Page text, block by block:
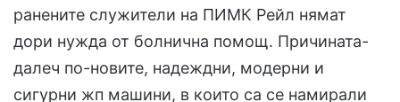
ранените служители на ПИМК Рейл нямат
дори нужда от болнична помощ. Причината-
далеч по-новите, надеждни, модерни и
сигурни жп машини, в които са се намирали